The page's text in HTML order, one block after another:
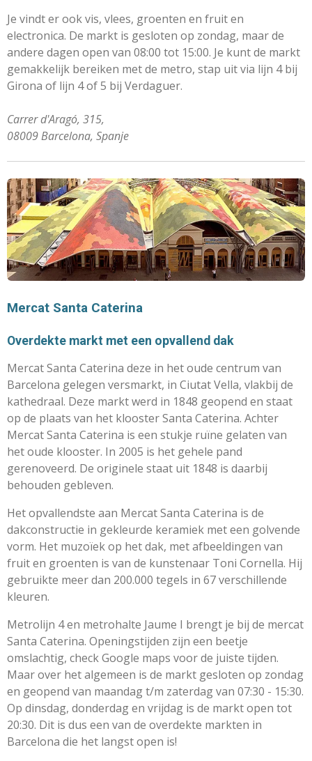
Je vindt er ook vis, vlees, groenten en fruit en
electronica. De markt is gesloten op zondag, maar de
andere dagen open van 08:00 tot 15:00. Je kunt de markt
gemakkelijk bereiken met de metro, stap uit via lijn 4 bij
Girona of lijn 4 of 5 bij Verdaguer.
Carrer d'Aragó, 315,
08009 Barcelona, Spanje
Mercat Santa Caterina
Overdekte markt met een opvallend dak
Mercat Santa Caterina deze in het oude centrum van
Barcelona gelegen versmarkt, in Ciutat Vella, vlakbij de
kathedraal. Deze markt werd in 1848 geopend en staat
op de plaats van het klooster Santa Caterina. Achter
Mercat Santa Caterina is een stukje ruïne gelaten van
het oude klooster. In 2005 is het gehele pand
gerenoveerd. De originele staat uit 1848 is daarbij
behouden gebleven.
Het opvallendste aan Mercat Santa Caterina is de
dakconstructie in gekleurde keramiek met een golvende
vorm. Het muzoïek op het dak, met afbeeldingen van
fruit en groenten is van de kunstenaar Toni Cornella. Hij
gebruikte meer dan 200.000 tegels in 67 verschillende
kleuren.
Metrolijn 4 en metrohalte Jaume I brengt je bij de mercat
Santa Caterina. Openingstijden zijn een beetje
omslachtig, check Google maps voor de juiste tijden.
Maar over het algemeen is de markt gesloten op zondag
en geopend van maandag t/m zaterdag van 07:30 - 15:30.
Op dinsdag, donderdag en vrijdag is de markt open tot
20:30. Dit is dus een van de overdekte markten in
Barcelona die het langst open is!